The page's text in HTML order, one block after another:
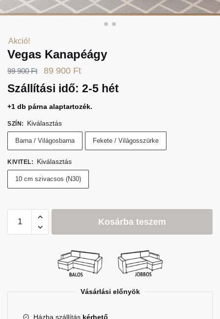
Akció!
Vegas Kanapéágy
99 900Ft
Original
price
900 Ft.
89 900 FtCurrent
price
Szállítási idő: 2-5 hét
+1 db párna alaptartozék.
SZÍN : Kiválasztás
Barna / Világosbarna Fekete / Világosszürke
KIVITEL: Kiválasztás
10 cm szivacsos (N30)
Kanapéágy
Kosárba teszem
Vásárlási előnyök
Házba szállítás kérhető